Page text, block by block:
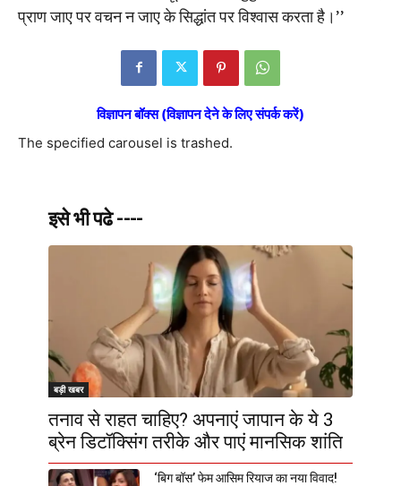
प्राण जाए पर वचन न जाए के सिद्धांत पर विश्वास करता है।’’
विज्ञापन बॉक्स (विज्ञापन देने के लिए संपर्क करें)
The specified carousel is trashed.
इसे भी पढे ----
बड़ी खबर
तनाव से राहत चाहिए? अपनाएं जापान के ये 3
ब्रेन डिटॉक्सिंग तरीके और पाएं मानसिक शांति
‘बिग बॉस’ फेम आसिम रियाज का नया विवाद!